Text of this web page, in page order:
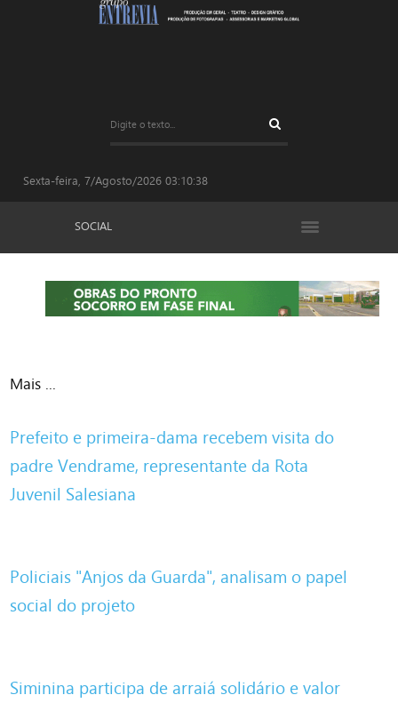
Sexta-feira, 7/Agosto/2026 03:10:38
SOCIAL
Mais ...
Prefeito e primeira-dama recebem visita do
padre Vendrame, representante da Rota
Juvenil Salesiana
Policiais "Anjos da Guarda", analisam o papel
social do projeto
Siminina participa de arraiá solidário e valor